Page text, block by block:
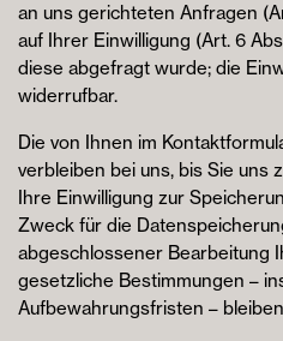
an uns gerichteten Anfragen
auf Ihrer Einwilligung (Art. 6
diese abgefragt wurde; die
widerrufbar.
Die von Ihnen im
verbleiben bei uns, bis Sie uns
Ihre Einwilligung zur
Zweck für die
abgeschlossener Bearbeitung
gesetzliche Bestimmungen –
Aufbewahrungsfristen –